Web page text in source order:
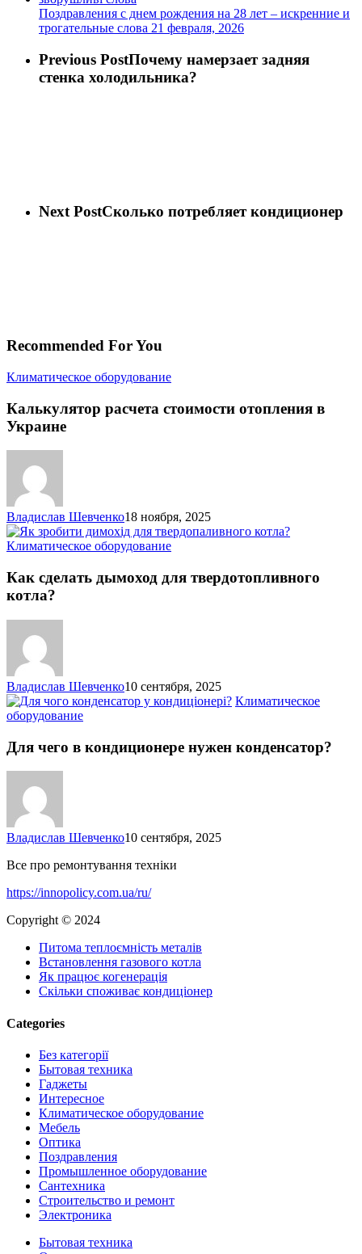
Поздравления с днем рождения на 28 лет – искренние и
трогательные слова 21 февраля, 2026
Previous PostПочему намерзает задняя
стенка холодильника?
Next PostСколько потребляет кондиционер
Recommended For You
Климатическое оборудованиеКалькулятор
стоимости
Калькулятор расчета стоимости отопления в
Украине
Владислав Шевченко18 ноября, 2025
Климатическое оборудованиеКак
дымоход
Как сделать дымоход для твердотопливного
котла?
Владислав Шевченко10 сентября, 2025
Климатическое
оборудованиеДля
в
кондиционере
Для чего в кондиционере нужен конденсатор?
Владислав Шевченко10 сентября, 2025
Все про ремонтування техніки
https://innopolicy.com.ua/ru/
Copyright © 2024
Питома теплоємність металів
Встановлення газового котла
Як працює когенерація
Скільки споживає кондиціонер
Categories
Без категорії
Бытовая техника
Гаджеты
Интересное
Климатическое оборудование
Мебель
Оптика
Поздравления
Промышленное оборудование
Сантехника
Строительство и ремонт
Электроника
Close
Бытовая техника